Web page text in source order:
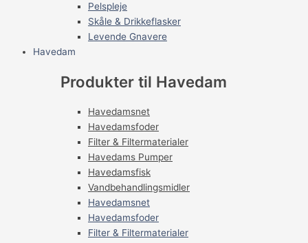
Pelspleje
Skåle & Drikkeflasker
Levende Gnavere
Havedam
Produkter til Havedam
Havedamsnet
Havedamsfoder
Filter & Filtermaterialer
Havedams Pumper
Havedamsfisk
Vandbehandlingsmidler
Havedamsnet
Havedamsfoder
Filter & Filtermaterialer